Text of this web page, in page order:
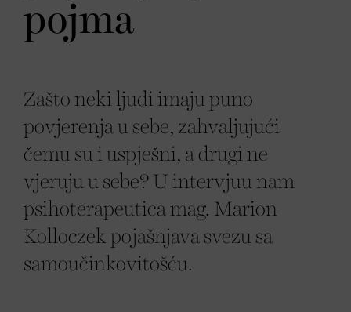
pojma
Zašto neki ljudi imaju puno
povjerenja u sebe, zahvaljujući
čemu su i uspješni, a drugi ne
vjeruju u sebe? U intervjuu nam
psihoterapeutica mag. Marion
Kolloczek pojašnjava svezu sa
samoučinkovitošću.